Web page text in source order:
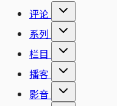
评论
系列
栏目
播客
影音